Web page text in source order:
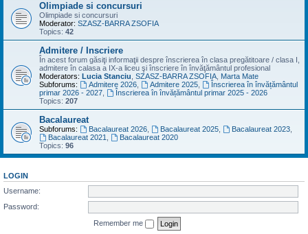
Olimpiade si concursuri
Olimpiade si concursuri
Moderator: SZASZ-BARRA ZSOFIA
Topics: 42
Admitere / Inscriere
În acest forum găsiţi informaţii despre înscrierea în clasa pregătitoare / clasa I,
admitere în calasa a IX-a liceu şi înscriere în învăţământul profesional
Moderators: Lucia Stanciu SZASZ-BARRA ZSOFIA Marta Mate
Subforums:
Admitere 2026, Admitere 2025,
Înscrierea în învățământul
primar 2026 - 2027
Înscrierea în învățământul primar 2025 - 2026
Topics: 207
Bacalaureat
Subforums: Bacalaureat 2026, Bacalaureat 2025, Bacalaureat 2023,
Bacalaureat 2021
Bacalaureat 2020
Topics: 96
LOGIN
Username:
Password:
Remember me